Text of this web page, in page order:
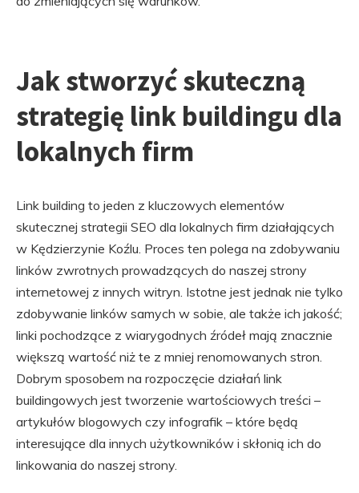
Jak stworzyć skuteczną
strategię link buildingu dla
lokalnych firm
Link building to jeden z kluczowych elementów
skutecznej strategii SEO dla lokalnych firm działających
w Kędzierzynie Koźlu. Proces ten polega na zdobywaniu
linków zwrotnych prowadzących do naszej strony
internetowej z innych witryn. Istotne jest jednak nie tylko
zdobywanie linków samych w sobie, ale także ich jakość;
linki pochodzące z wiarygodnych źródeł mają znacznie
większą wartość niż te z mniej renomowanych stron.
Dobrym sposobem na rozpoczęcie działań link
buildingowych jest tworzenie wartościowych treści –
artykułów blogowych czy infografik – które będą
interesujące dla innych użytkowników i skłonią ich do
linkowania do naszej strony.